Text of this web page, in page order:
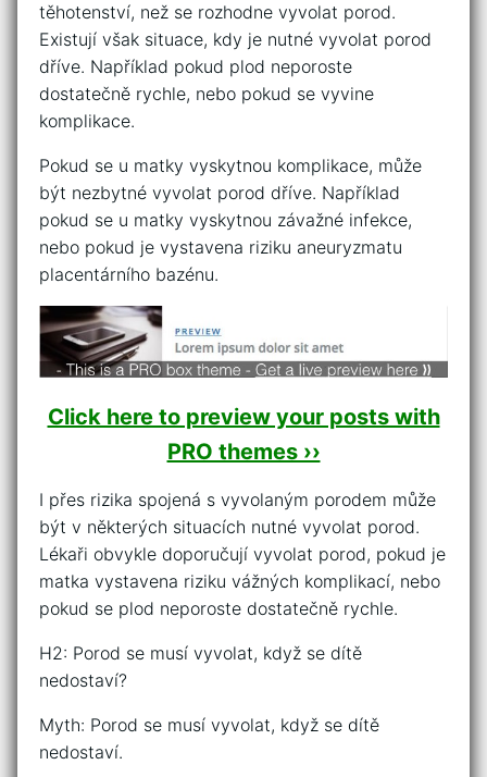
těhotenství, než se rozhodne vyvolat porod.
Existují však situace, kdy je nutné vyvolat porod
dříve. Například pokud plod neporoste
dostatečně rychle, nebo pokud se vyvine
komplikace.
Pokud se u matky vyskytnou komplikace, může
být nezbytné vyvolat porod dříve. Například
pokud se u matky vyskytnou závažné infekce,
nebo pokud je vystavena riziku aneuryzmatu
placentárního bazénu.
Click here to preview your posts with
PRO themes ››
I přes rizika spojená s vyvolaným porodem může
být v některých situacích nutné vyvolat porod.
Lékaři obvykle doporučují vyvolat porod, pokud je
matka vystavena riziku vážných komplikací, nebo
pokud se plod neporoste dostatečně rychle.
H2: Porod se musí vyvolat, když se dítě
nedostaví?
Myth: Porod se musí vyvolat, když se dítě
nedostaví.